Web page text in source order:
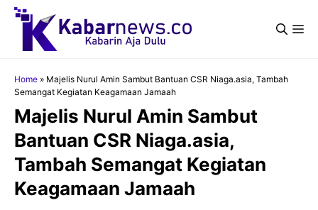
Langsung
Home » Majelis Nurul Amin Sambut Bantuan CSR Niaga.asia, Tambah
Semangat Kegiatan Keagamaan Jamaah
Majelis Nurul Amin Sambut
Bantuan CSR Niaga.asia,
Tambah Semangat Kegiatan
Keagamaan Jamaah